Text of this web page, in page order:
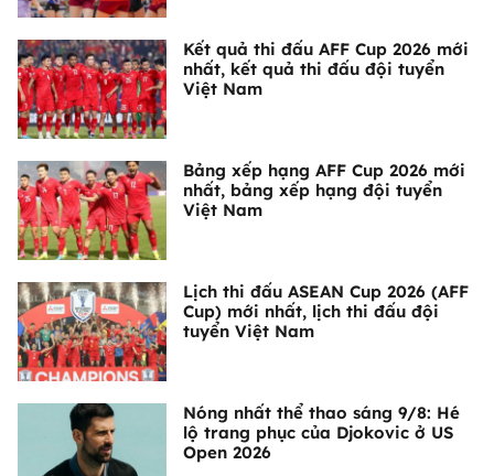
Kết quả thi đấu AFF Cup 2026 mới
nhất, kết quả thi đấu đội tuyển
Việt Nam
Bảng xếp hạng AFF Cup 2026 mới
nhất, bảng xếp hạng đội tuyển
Việt Nam
Lịch thi đấu ASEAN Cup 2026 (AFF
Cup) mới nhất, lịch thi đấu đội
tuyển Việt Nam
Nóng nhất thể thao sáng 9/8: Hé
lộ trang phục của Djokovic ở US
Open 2026